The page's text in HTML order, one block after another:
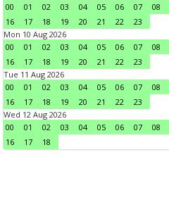
00
01 02 03 04 05 06 07 08
16
17 18 19 20 21 22
23
Mon 10 Aug 2026
00
01 02 03 04 05 06 07 08
16
17 18 19 20 21 22
23
Tue 11 Aug 2026
00
01 02 03 04 05 06 07 08
16
17 18 19 20 21 22
23
Wed 12 Aug 2026
00
01 02 03 04 05 06 07 08
16
17 18